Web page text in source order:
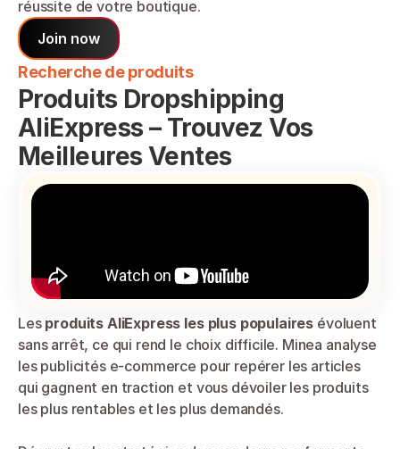
réussite de votre boutique.
Join now
Recherche de produits
Produits Dropshipping
AliExpress – Trouvez Vos
Meilleures Ventes
Les produits AliExpress les plus populaires évoluent
sans arrêt, ce qui rend le choix difficile. Minea analyse
les publicités e-commerce pour repérer les articles
qui gagnent en traction et vous dévoiler les produits
les plus rentables et les plus demandés.